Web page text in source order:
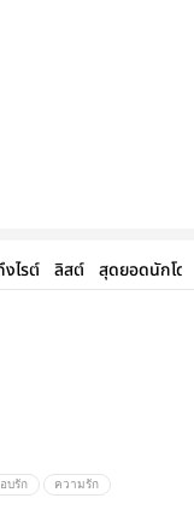
ไรต์ ลิสต์ สุดยอดนักโด
บรัก ความรัก